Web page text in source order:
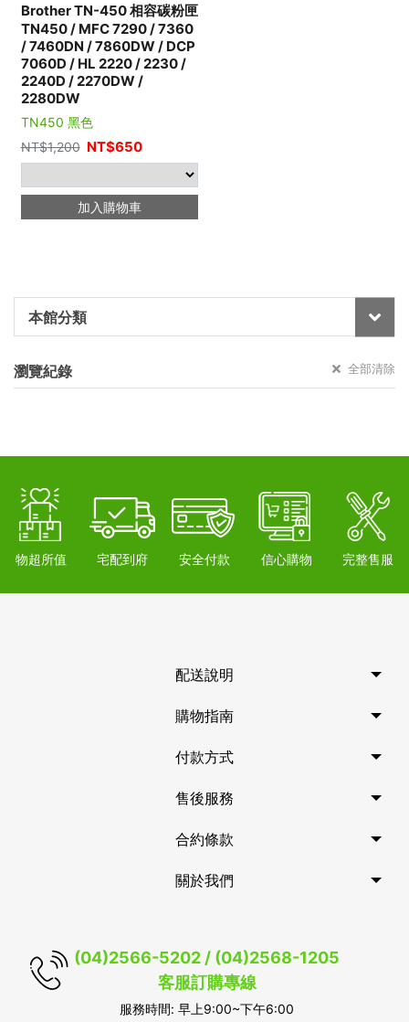
本館分類
瀏覽紀錄 全部清除
Brother TN-450 相容碳粉匣
TN450 / MFC 7290 / 7360
/ 7460DN / 7860DW / DCP
7060D / HL 2220 / 2230 /
2240D / 2270DW /
2280DW
TN450 黑色
NT$1,200 NT$650
加入購物車
物超所值 宅配到府 安全付款 信心購物 完整售服
配送說明
購物指南
付款方式
售後服務
合約條款
關於我們
(04)2566-5202 / (04)2568-1205
客服訂購專線
服務時間: 早上9:00~下午6:00